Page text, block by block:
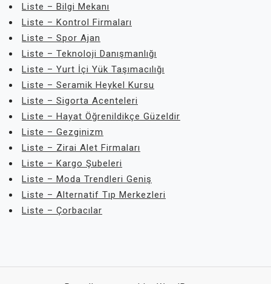
Liste – Bilgi Mekanı
Liste – Kontrol Firmaları
Liste – Spor Ajan
Liste – Teknoloji Danışmanlığı
Liste – Yurt İçi Yük Taşımacılığı
Liste – Seramik Heykel Kursu
Liste – Sigorta Acenteleri
Liste – Hayat Öğrenildikçe Güzeldir
Liste – Gezginizm
Liste – Zirai Alet Firmaları
Liste – Kargo Şubeleri
Liste – Moda Trendleri Geniş
Liste – Alternatif Tıp Merkezleri
Liste – Çorbacılar